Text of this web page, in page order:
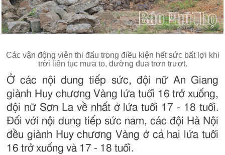
Các vận động viên thi đấu trong điều kiện hết sức bất lợi khi
trời liên tục mưa to, đường đua trơn trượt.
Ở các nội dung tiếp sức, đội nữ An Giang
giành Huy chương Vàng lứa tuổi 16 trở xuống,
đội nữ Sơn La về nhất ở lứa tuổi 17 - 18 tuổi.
Đối với nội dung tiếp sức nam, các đội Hà Nội
đều giành Huy chương Vàng ở cả hai lứa tuổi
16 trở xuống và 17 - 18 tuổi.